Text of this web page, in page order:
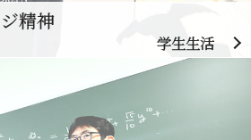
精神
学生生活